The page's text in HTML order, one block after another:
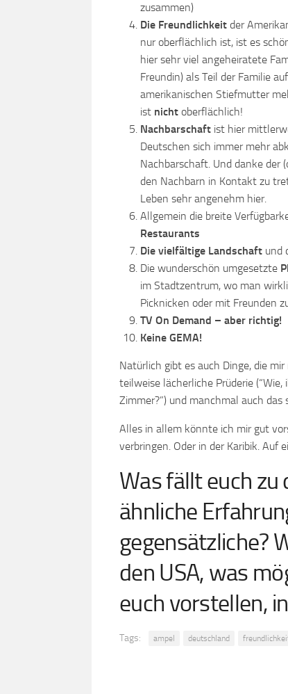
zusammen)
Die Freundlichkeit der
nur oberflächlich ist, ist es
hier sehr viel angeheiratete
Freundin) als Teil der Familie
amerikanischen Stiefmutter
ist nicht oberflächlich!
Nachbarschaft ist hier
Deutschen sich immer mehr
Nachbarschaft. Und danke der
den Nachbarn in Kontakt zu
Leben sehr angenehm hier.
Allgemein die breite
Restaurants
Die vielfältige Landschaft und
Die wunderschön umgesetzte
im Stadtzentrum, wo man
Picknicken oder mit Freunden
TV On Demand – aber richtig!
Keine GEMA!
Natürlich gibt es auch Dinge, die
teilweise lächerliche Prüderie
Zimmer?”) und manchmal auch
Alles in allem könnte ich mir gut
verbringen. Oder in der Karibik. Auf
Was fällt euch zu
ähnliche
gegensätzliche?
den USA, was
euch vorstellen,
Tags: ampel deutschland